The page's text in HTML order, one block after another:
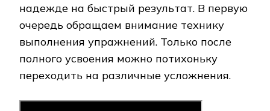
надежде на быстрый результат. В первую
очередь обращаем внимание технику
выполнения упражнений. Только после
полного усвоения можно потихоньку
переходить на различные усложнения.